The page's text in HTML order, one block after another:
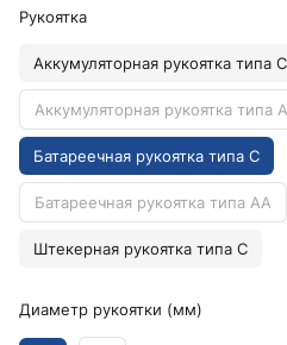
Рукоятка
Аккумуляторная рукоятка типа C
Аккумуляторная рукоятка типа
Батареечная рукоятка типа C
Батареечная рукоятка типа AA
Штекерная рукоятка типа C
Диаметр рукоятки (мм)